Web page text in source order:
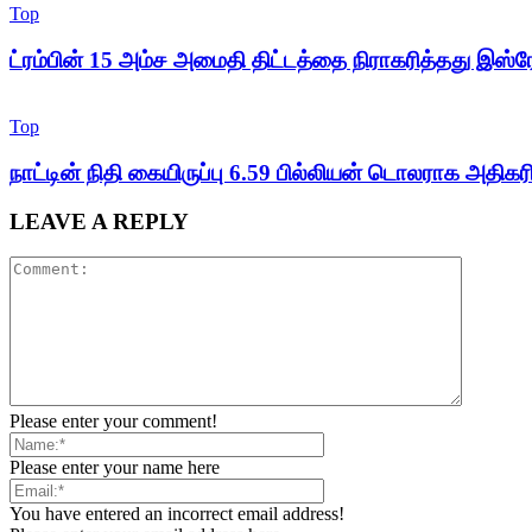
Top
ட்ரம்பின் 15 அம்ச அமைதி திட்டத்தை நிராகரித்தது
Top
நாட்டின் நிதி கையிருப்பு 6.59 பில்லியன் டொலராக
LEAVE A REPLY
Please enter your comment!
Please enter your name here
You have entered an incorrect email address!